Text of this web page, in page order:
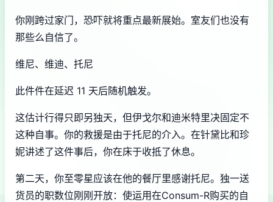
你刚跨过家门，恐吓就将重点最新展始。室友们也没有
那些么自信了。
维尼、维迪、托尼
此件件在延迟 11 天后随机触发。
这估计行得只即另独天，但伊戈尔和迪米特里决固定不
这种自事。你的救援是由于托尼的介入。在针黛比和珍
妮讲述了这件事后，你在床于收抵了休息。
第二天，你至零星应该在他的餐厅里感谢托尼。独一送
货员的职数位刚刚开放：使运用在Consum-R购买的自